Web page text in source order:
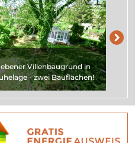
Villenbaugrund in
- zwei Bauflächen!